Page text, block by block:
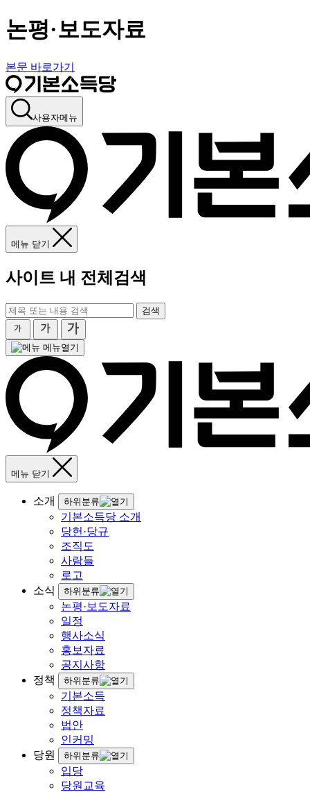
논평·보도자료
본문 바로가기
사용자메뉴
메뉴 닫기
사이트 내 전체검색
검색
메뉴열기
메뉴 닫기
소개 하위분류
기본소득당 소개
당헌·당규
조직도
사람들
로고
소식
하위분류
논평·보도자료
일정
행사소식
홍보자료
공지사항
정책
하위분류
기본소득
정책자료
법안
인커밍
당원
하위분류
입당
당원교육